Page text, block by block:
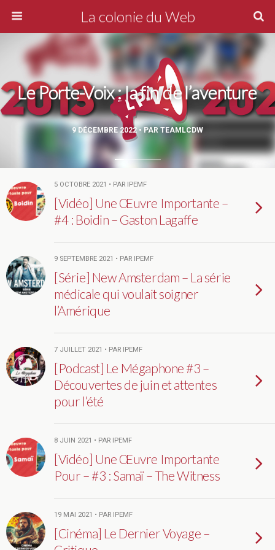
La colonie du Web
9 DÉCEMBRE 2022 • PAR TEAMLCDW
Le Porte-Voix : la fin de l’aventure
5 OCTOBRE 2021 • PAR IPEMF
[Vidéo] Une Œuvre Importante –
#4 : Boidin – Gaston Lagaffe
9 SEPTEMBRE 2021 • PAR IPEMF
[Série] New Amsterdam – La série
médicale qui voulait soigner
l’Amérique
7 JUILLET 2021 • PAR IPEMF
[Podcast] Le Mégaphone #3 –
Découvertes de juin et attentes
pour l’été
8 JUIN 2021 • PAR IPEMF
[Vidéo] Une Œuvre Importante
Pour – #3 : Samaï – The Witness
19 MAI 2021 • PAR IPEMF
[Cinéma] Le Dernier Voyage –